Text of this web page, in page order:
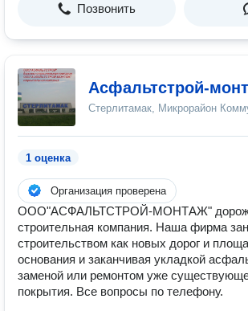
Позвонить
Асфальтстрой-
Стерлитамак, Микрорайон
1 оценка
Организация проверена
ООО"АСФАЛЬТСТРОЙ-МОНТАЖ"
строительная компания. Наша фирма
строительством как новых дорог и
основания и заканчивая укладкой
заменой или ремонтом уже
покрытия. Все вопросы по телефону.